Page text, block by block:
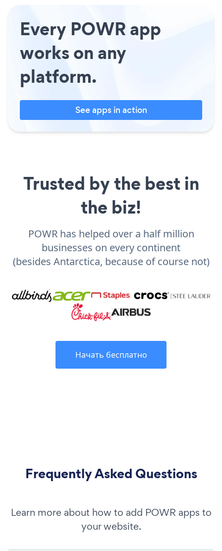
Every POWR app
works on any
platform.
See apps in action
Trusted by the best in
the biz!
POWR has helped over a half million
businesses on every continent
(besides Antarctica, because of course not)
Начать бесплатно
Frequently Asked Questions
Learn more about how to add POWR apps to
your website.